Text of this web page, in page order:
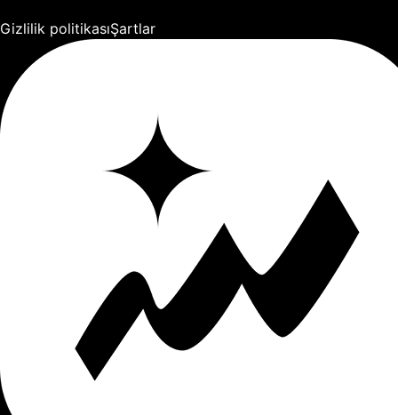
Gizlilik politikasıŞartlar